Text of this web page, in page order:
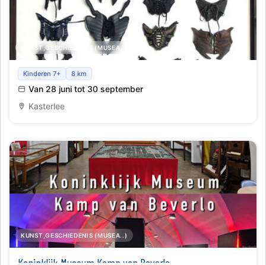
KUNST,GESCHIEDENIS (MUSEA..)
Mens en Dier in de Kunst
Kinderen 7+ 8 km
Van 28 juni tot 30 september
Kasterlee
KUNST,GESCHIEDENIS (MUSEA..)